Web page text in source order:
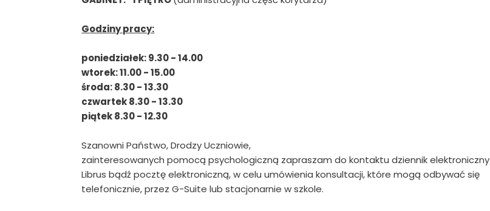
Godziny pracy:
poniedziałek: 9.30 - 14.00
wtorek: 11.00 - 15.00
środa: 8.30 - 13.30
czwartek 8.30 - 13.30
piątek 8.30 - 12.30
Szanowni Państwo, Drodzy Uczniowie,
zainteresowanych pomocą psychologiczną zapraszam do kontaktu dziennik elektroniczny
Librus bądź pocztę elektroniczną, w celu umówienia konsultacji, które mogą odbywać się
telefonicznie, przez G-Suite lub stacjonarnie w szkole.